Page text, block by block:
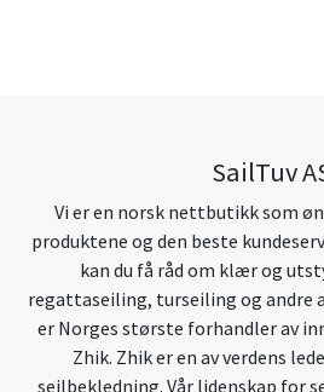
SailTuv
Vi er en norsk nettbutikk som
produktene og den beste
kan du få råd om klær og
regattaseiling, turseiling og andre
er Norges største forhandler av
Zhik. Zhik er en av verdens
seilbekledning. Vår lidenskap for